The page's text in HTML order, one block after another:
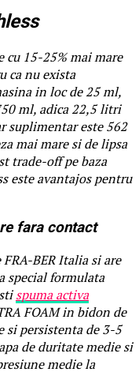
cu 15-25% mai mare
ca nu exista
in loc de 25 ml,
ml, adica 22,5 litri
suplimentar este 562
mai mare si de lipsa
trade-off pe baza
este avantajos pentru
fara contact
BER Italia si are
special formulata
spuma activa
FOAM in bidon de
si persistenta de 3-5
de duritate medie si
medie la